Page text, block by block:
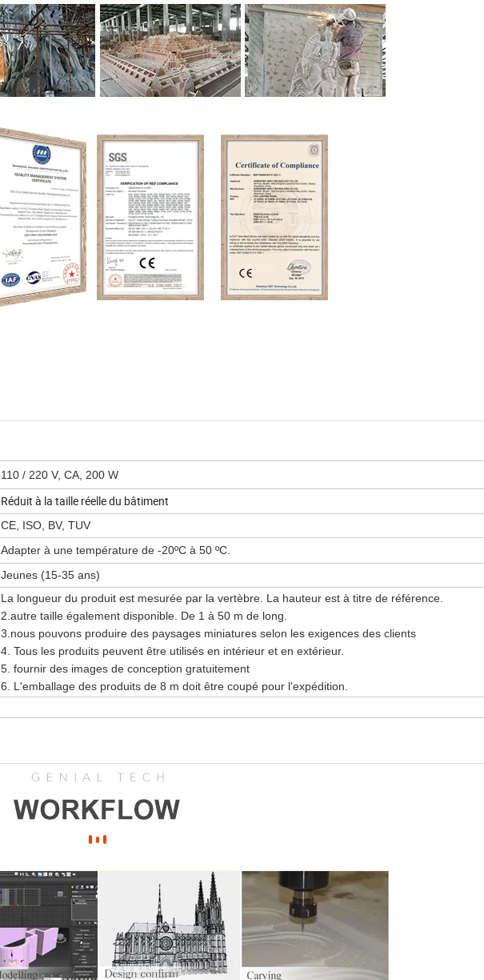
110 / 220 V, CA, 200 W
Réduit à la taille réelle du bâtiment
CE, ISO, BV, TUV
Adapter à une température de -20ºC à 50 ºC.
Jeunes (15-35 ans)
La longueur du produit est mesurée par la vertèbre. La hauteur est à titre de référence.
2.autre taille également disponible. De 1 à 50 m de long.
3.nous pouvons produire des paysages miniatures selon les exigences des clients
4. Tous les produits peuvent être utilisés en intérieur et en extérieur.
5. fournir des images de conception gratuitement
6. L'emballage des produits de 8 m doit être coupé pour l'expédition.